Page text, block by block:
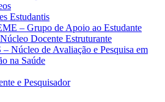
Estudantis
– Grupo de Apoio ao Estudante
Docente Estruturante
Núcleo de Avaliação e Pesquisa em
na Saúde
e Pesquisador